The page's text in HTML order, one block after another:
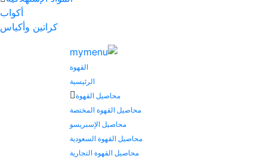
أكواب
كراتين وأكياس
القهوة
الرئيسية
محاصيل القهوة
محاصيل القهوة المختصة
محاصيل الإسبريسو
محاصيل القهوة السعودية
محاصيل القهوة التجارية